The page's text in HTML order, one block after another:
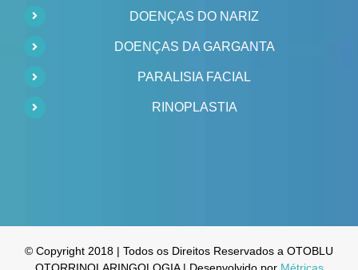
DOENÇAS DO NARIZ
DOENÇAS DA GARGANTA
PARALISIA FACIAL
RINOPLASTIA
© Copyright 2018 | Todos os Direitos Reservados a OTOBLU